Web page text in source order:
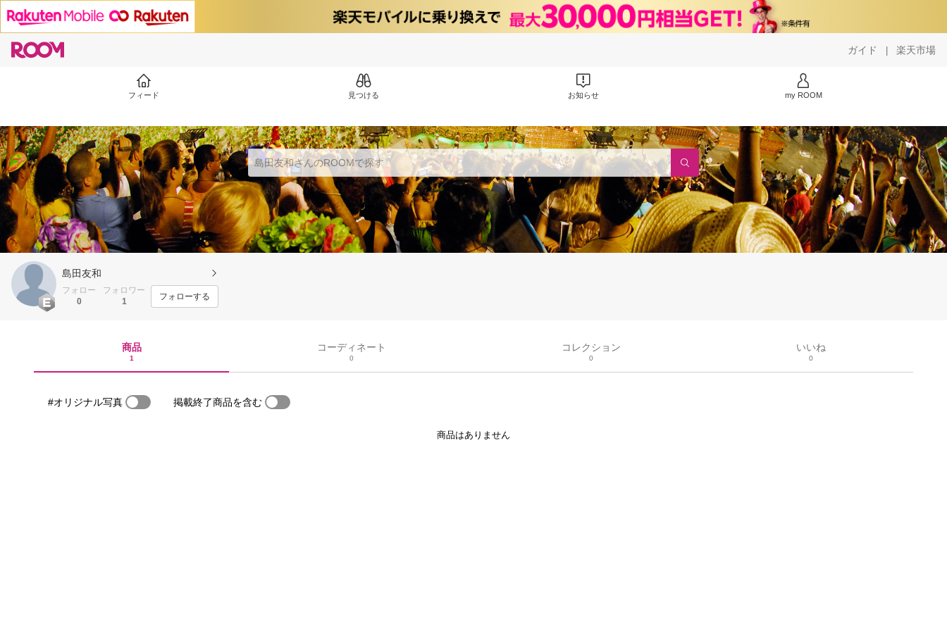
ガイド | 楽天市場
フィード 見つける お知らせ my ROOM
島田友和
フォロー
0
フォロワー
1
フォローする
商品
1
コーディネート
0
コレクション
0
いいね
0
#オリジナル写真 掲載終了商品を含む
商品はありません